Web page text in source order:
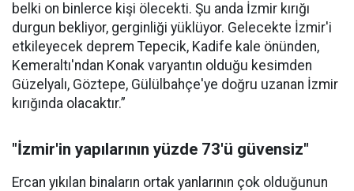
belki on binlerce kişi ölecekti. Şu anda İzmir kırığı
durgun bekliyor, gerginliği yüklüyor. Gelecekte İzmir'i
etkileyecek deprem Tepecik, Kadife kale önünden,
Kemeraltı'ndan Konak varyantın olduğu kesimden
Güzelyalı, Göztepe, Gülülbahçe'ye doğru uzanan İzmir
kırığında olacaktır.”
"İzmir'in yapılarının yüzde 73'ü güvensiz"
Ercan yıkılan binaların ortak yanlarının çok olduğunun